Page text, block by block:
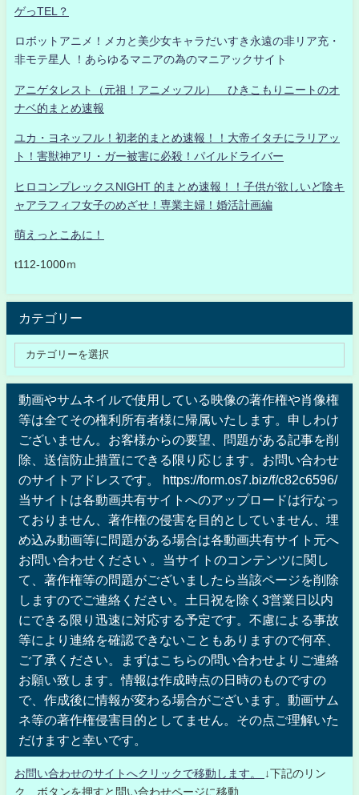
ゲっTEL？
ロボットアニメ！メカと美少女キャラだいすき永遠の非リア充・
非モテ星人 ！あらゆるマニアの為のマニアックサイト
アニゲタレスト（元祖！アニメッフル） ひきこもりニートのオ
ナベ的まとめ速報
ユカ・ヨネッフル！初老的まとめ速報！！大帝イタチにラリアッ
ト！害獣神アリ・ガー被害に必殺！パイルドライバー
ヒロコンプレックスNIGHT 的まとめ速報！！子供が欲しいど陰キ
ャアラフィフ女子のめざせ！専業主婦！婚活計画編
萌えっとこあに！
t112-1000ｍ
カテゴリー
動画やサムネイルで使用している映像の著作権や肖像権
等は全てその権利所有者様に帰属いたします。申しわけ
ございません。お客様からの要望、問題がある記事を削
除、送信防止措置にできる限り応じます。お問い合わせ
のサイトアドレスです。 https://form.os7.biz/f/c82c6596/
当サイトは各動画共有サイトへのアップロードは行なっ
ておりません、著作権の侵害を目的としていません、埋
め込み動画等に問題がある場合は各動画共有サイト元へ
お問い合わせください 。当サイトのコンテンツに関し
て、著作権等の問題がございましたら当該ページを削除
しますのでご連絡ください。土日祝を除く3営業日以内
にできる限り迅速に対応する予定です。不慮による事故
等により連絡を確認できないこともありますので何卒、
ご了承ください。まずはこちらの問い合わせよりご連絡
お願い致します。情報は作成時点の日時のものですの
で、作成後に情報が変わる場合がございます。動画サム
ネ等の著作権侵害目的としてません。その点ご理解いた
だけますと幸いです。
お問い合わせのサイトへクリックで移動します。
↓下記のリン
ク、ボタンを押すと問い合わせページに移動